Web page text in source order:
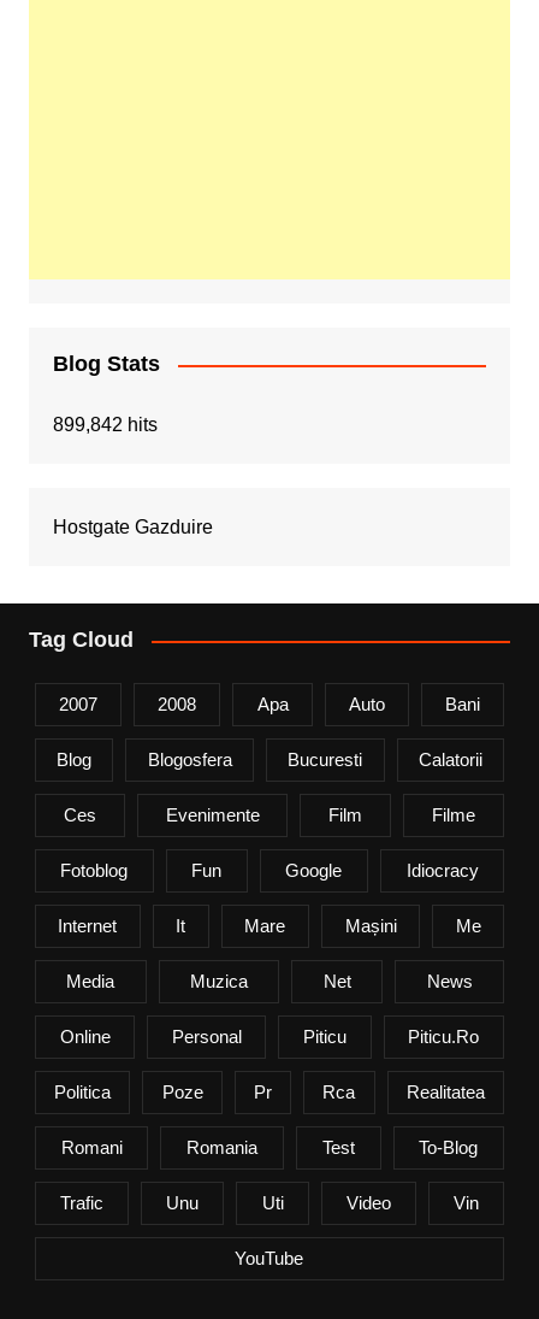
Blog Stats
899,842 hits
Hostgate Gazduire
Tag Cloud
2007 2008 Apa Auto Bani
Blog Blogosfera Bucuresti Calatorii
Ces Evenimente Film Filme
Fotoblog Fun Google Idiocracy
Internet It Mare Mașini Me
Media Muzica Net News
Online Personal Piticu Piticu.ro
Politica Poze Pr Rca Realitatea
Romani Romania Test To-Blog
Trafic Unu Uti Video Vin
YouTube